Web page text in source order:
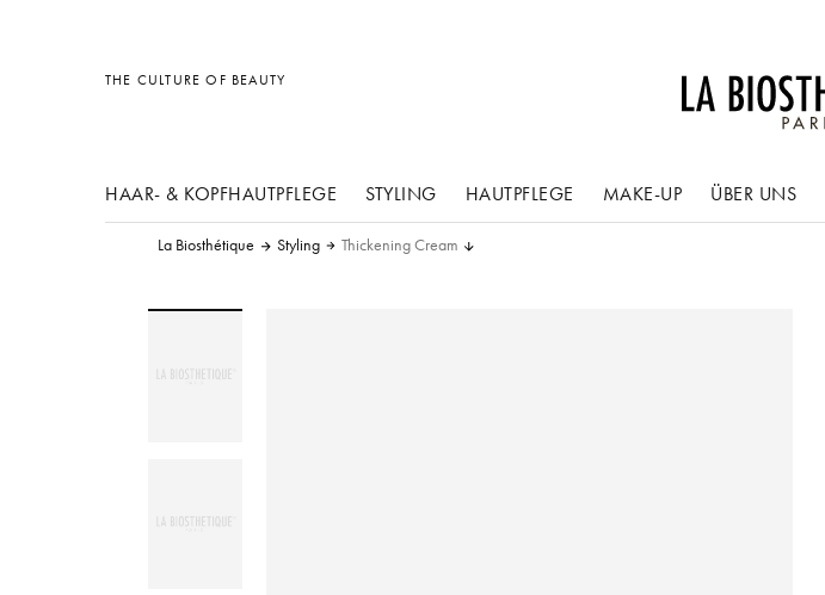
THE CULTURE OF BEAUTY
HAAR- & KOPFHAUTPFLEGE STYLING
Sonstiges
HAUTPFLEGE MAKE-UP ÜBER UNS
La Biosthétique Styling Thickening Cream